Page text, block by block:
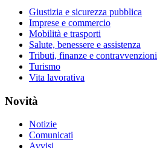
Giustizia e sicurezza pubblica
Imprese e commercio
Mobilità e trasporti
Salute, benessere e assistenza
Tributi, finanze e contravvenzioni
Turismo
Vita lavorativa
Novità
Notizie
Comunicati